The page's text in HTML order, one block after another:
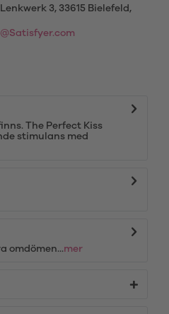
3, 33615 Bielefeld,
The Perfect Kiss
stimulans med
omdömen...mer